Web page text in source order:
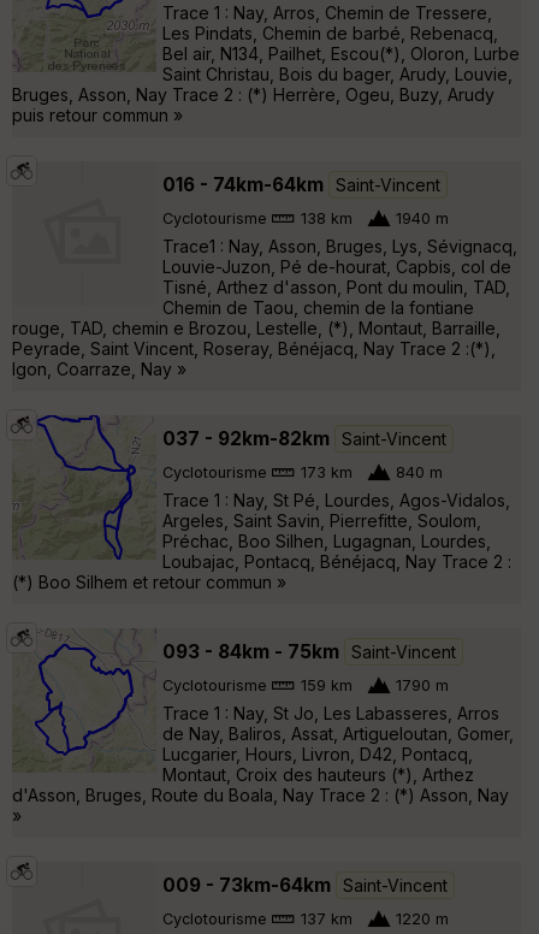
Trace 1 : Nay, Arros, Chemin de Tressere,
Les Pindats, Chemin de barbé, Rebenacq,
Bel air, N134, Pailhet, Escou(*), Oloron, Lurbe
Saint Christau, Bois du bager, Arudy, Louvie,
Bruges, Asson, Nay Trace 2 : (*) Herrère, Ogeu, Buzy, Arudy
puis retour commun »
016 - 74km-64km Saint-Vincent
Cyclotourisme 138 km 1940 m
Trace1 : Nay, Asson, Bruges, Lys, Sévignacq,
Louvie-Juzon, Pé de-hourat, Capbis, col de
Tisné, Arthez d'asson, Pont du moulin, TAD,
Chemin de Taou, chemin de la fontiane
rouge, TAD, chemin e Brozou, Lestelle, (*), Montaut, Barraille,
Peyrade, Saint Vincent, Roseray, Bénéjacq, Nay Trace 2 :(*),
Igon, Coarraze, Nay »
037 - 92km-82km Saint-Vincent
Cyclotourisme 173 km 840 m
Trace 1 : Nay, St Pé, Lourdes, Agos-Vidalos,
Argeles, Saint Savin, Pierrefitte, Soulom,
Préchac, Boo Silhen, Lugagnan, Lourdes,
Loubajac, Pontacq, Bénéjacq, Nay Trace 2 :
(*) Boo Silhem et retour commun »
093 - 84km - 75km Saint-Vincent
Cyclotourisme 159 km 1790 m
Trace 1 : Nay, St Jo, Les Labasseres, Arros
de Nay, Baliros, Assat, Artigueloutan, Gomer,
Lucgarier, Hours, Livron, D42, Pontacq,
Montaut, Croix des hauteurs (*), Arthez
d'Asson, Bruges, Route du Boala, Nay Trace 2 : (*) Asson, Nay
»
009 - 73km-64km Saint-Vincent
Cyclotourisme 137 km 1220 m